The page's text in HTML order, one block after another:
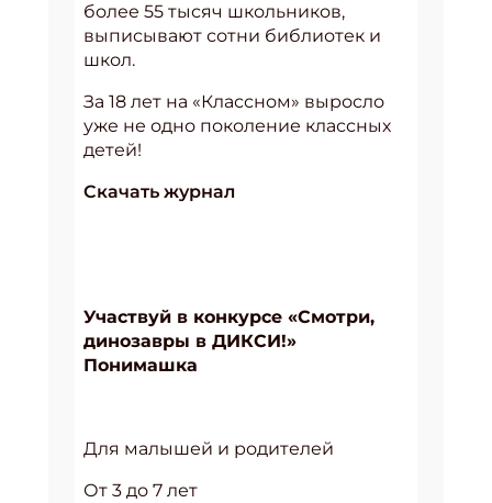
более 55 тысяч школьников,
выписывают сотни библиотек и
школ.
За 18 лет на «Классном» выросло
уже не одно поколение классных
детей!
Скачать журнал
Участвуй в конкурсе «Смотри,
динозавры в ДИКСИ!»
Понимашка
Для малышей и родителей
От 3 до 7 лет